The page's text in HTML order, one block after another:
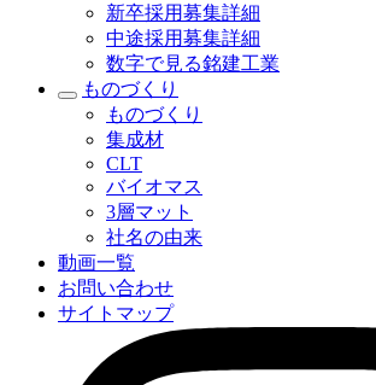
新卒採用募集詳細
中途採用募集詳細
数字で見る銘建工業
ものづくり
ものづくり
集成材
CLT
バイオマス
3層マット
社名の由来
動画一覧
お問い合わせ
サイトマップ